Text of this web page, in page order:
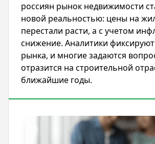
россиян рынок недвижимости
новой реальностью: цены на
перестали расти, а с учетом
снижение. Аналитики
рынка, и многие задаются
отразится на строительной
ближайшие годы.